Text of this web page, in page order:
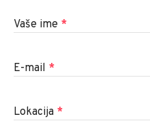
Vaše ime *
E-mail *
Lokacija *